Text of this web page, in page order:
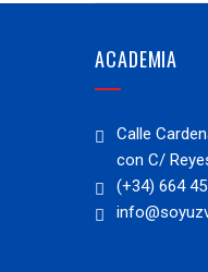
ACADEMIA
Calle
con C/
(+34) 664